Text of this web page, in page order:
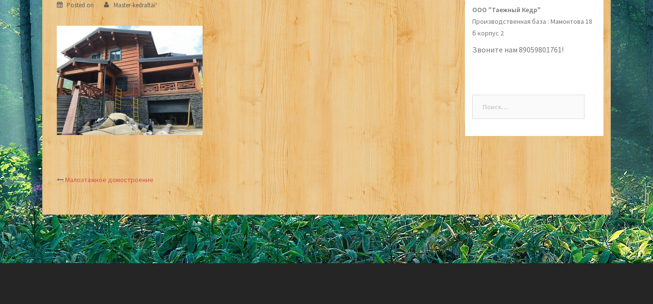
Posted on Master-kedraltai
Post
navigation
Малоэтажное домостроение
ООО "Таежный Кедр"
Производственная база : Мамонтова 18
б корпус 2
Звоните нам 89059801761!